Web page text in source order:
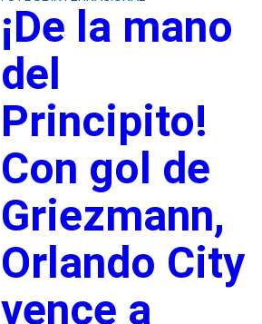
¡De la mano
del
Principito!
Con gol de
Griezmann,
Orlando City
vence a